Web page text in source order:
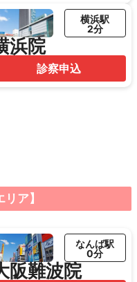
浜院
横浜駅
2分
診察申込
ア】
阪難波院
なんば駅
0分